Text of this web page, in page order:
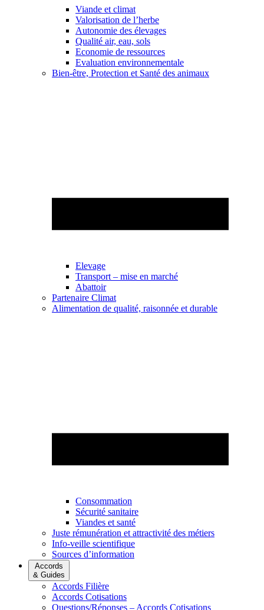
Viande et climat
Valorisation de l’herbe
Autonomie des élevages
Qualité air, eau, sols
Economie de ressources
Evaluation environnementale
Bien-être, Protection et Santé des animaux
Elevage
Transport – mise en marché
Abattoir
Partenaire Climat
Alimentation de qualité, raisonnée et durable
Consommation
Sécurité sanitaire
Viandes et santé
Juste rémunération et attractivité des métiers
Info-veille scientifique
Sources d’information
Accords
& Guides
Accords Filière
Accords Cotisations
Questions/Réponses – Accords Cotisations